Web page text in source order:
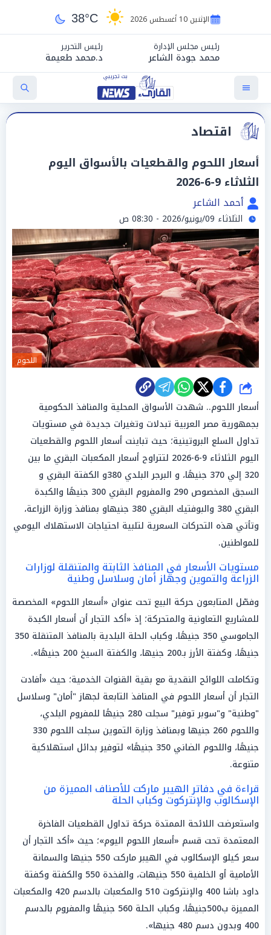
الإثنين 10 أغسطس 2026 38°C
رئيس مجلس الإدارة
محمد جودة الشاعر
رئيس التحرير
د.محمد طعيمة
اقتصاد
أسعار اللحوم والقطعيات بالأسواق اليوم
الثلاثاء 9-6-2026
أحمد الشاعر
الثلاثاء 09/يونيو/2026 - 08:30 ص
اللحوم
شارك
أسعار اللحوم.. شهدت الأسواق المحلية والمنافذ الحكومية
بجمهورية مصر العربية تبدلات وتغيرات جديدة في مستويات
تداول السلع البروتينية؛ حيث تباينت أسعار اللحوم والقطعيات
اليوم الثلاثاء 9-6-2026 لتتراوح أسعار المكعبات البقري ما بين
320 إلي 370 جنيهًا، و البرجر البلدي 380و الكفتة البقري و
السجق المخصوص 290 والمفروم البقري 300 جنيهًا والكبدة
البقري 380 والبوفتيك البقري 380 جنيهاو بمنافذ وزارة الزراعة،
وتأتي هذه التحركات السعرية لتلبية احتياجات الاستهلاك اليومي
للمواطنين.
مستويات الأسعار في المنافذ الثابتة والمتنقلة لوزارات
الزراعة والتموين وجهاز أمان وسلاسل وطنية
وفصّل المتابعون حركة البيع تحت عنوان «أسعار اللحوم» المخصصة
للمشاريع التعاونية والمتحركة؛ إذ «أكد التجار أن أسعار الكبدة
الجاموسي 350 جنيهًا، وكباب الحلة البلدية بالمنافذ المتنقلة 350
جنيهًا، وكفتة الأرز بـ200 جنيها، والكفتة السيخ 200 جنيهًا».
وتكاملت اللوائح النقدية مع بقية القنوات الخدمية؛ حيث «أفادت
التجار أن أسعار اللحوم في المنافذ التابعة لجهاز "أمان" وسلاسل
"وطنية" و"سوبر توفير" سجلت 280 جنيهًا للمفروم البلدي،
واللحوم 260 جنيها وبمنافذ وزارة التموين سجلت اللحوم 330
جنيهًا، واللحوم الضاني 350 جنيهًا» لتوفير بدائل استهلاكية
متنوعة.
قراءة في دفاتر الهيبر ماركت للأصناف المميزة من
الإسكالوب والإنتركوت وكباب الحلة
واستعرضت اللائحة الممتدة حركة تداول القطعيات الفاخرة
المعتمدة تحت قسم «أسعار اللحوم اليوم»؛ حيث «أكد التجار أن
سعر كيلو الإسكالوب في الهيبر ماركت 550 جنيها والسمانة
الأمامية أو الخلفية 550 جنيهات، والفخدة 550 والكفتة وكفتة
داود باشا 400 والإنتركوت 510 والمكعبات بالدسم 420 والمكعبات
المميزة ب500جنيهًا، وكباب الحلة 560 جنيهًا والمفروم بالدسم
400 وبدون دسم 480 جنيها».